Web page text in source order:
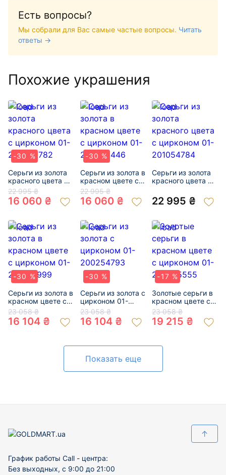
Есть вопросы?
Мы собрали для Вас самые частые вопросы. Читать
ответы →
Похожие украшения
-30 %
Серьги из золота
красного цвета с
цирконом 01-
200296782
22 995 ₴
16 060 ₴
-30 %
Серьги из золота в
красном цвете с
цирконом 01-
200353446
22 995 ₴
16 060 ₴
Серьги из золота
красного цвета с
201054784
22 995 ₴
-30 %
Серьги из золота в
красном цвете с
цирконом 01-
200122999
23 058 ₴
16 104 ₴
-30 %
Серьги из золота с
цирконом 01-
200254793
23 058 ₴
16 104 ₴
-17 %
Золотые серьги в
красном цвете с
цирконом 01-
200585555
23 058 ₴
19 215 ₴
Показать еще
↑
График работы Call - центра:
Без выходных, с 9:00 до 21:00